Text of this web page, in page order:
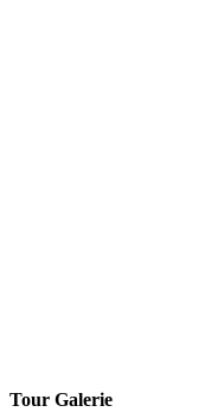
Tour Galerie